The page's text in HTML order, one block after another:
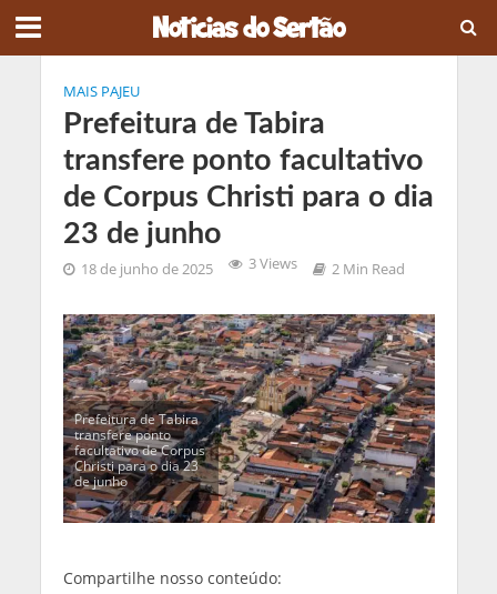
MAIS PAJEU
Prefeitura de Tabira
transfere ponto facultativo
de Corpus Christi para o dia
23 de junho
18 de junho de 2025 3 Views 2 Min Read
Prefeitura de Tabira
transfere ponto
facultativo de Corpus
Christi para o dia 23
de junho
Compartilhe nosso conteúdo: